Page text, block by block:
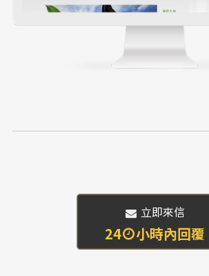
立即來信
24 小時內回覆